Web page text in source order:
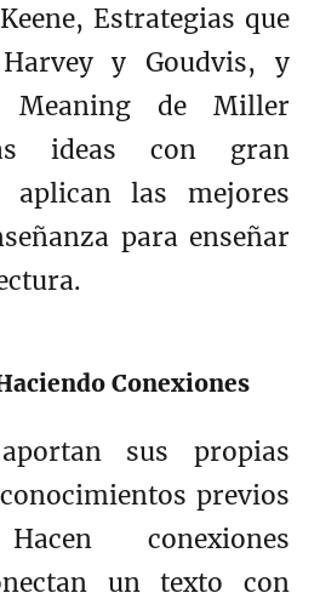
Estrategias que
y Goudvis, y
Meaning de Miller
ideas con gran
aplican las mejores
para enseñar
Conexiones
sus propias
previos
conexiones
un texto con